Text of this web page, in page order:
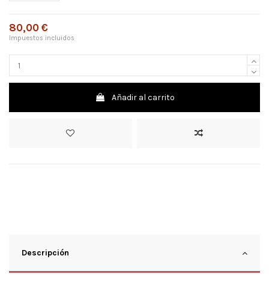
80,00 €
Impuestos incluidos
Añadir al carrito
Descripción